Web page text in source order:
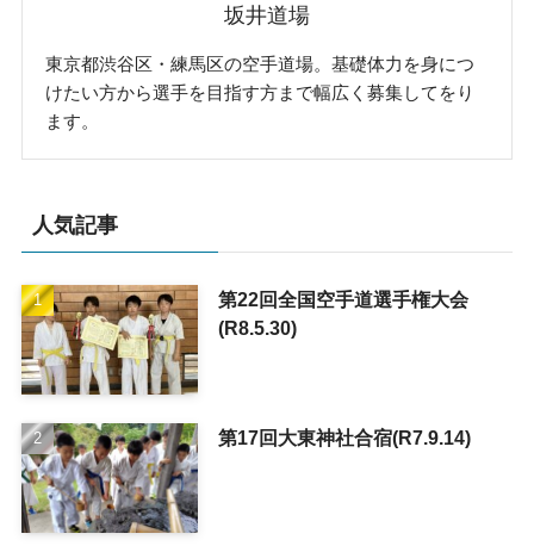
坂井道場
東京都渋谷区・練馬区の空手道場。基礎体力を身につ
けたい方から選手を目指す方まで幅広く募集してをり
ます。
人気記事
第22回全国空手道選手権大会
(R8.5.30)
第17回大東神社合宿(R7.9.14)